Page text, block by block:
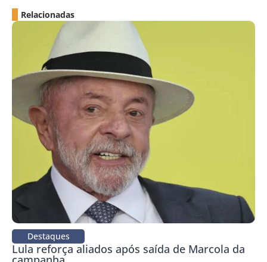
Relacionadas
Destaques
Lula reforça aliados após saída de Marcola da